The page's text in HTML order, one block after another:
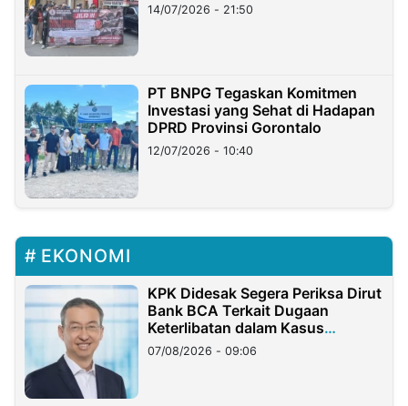
14/07/2026 - 21:50
PT BNPG Tegaskan Komitmen
Investasi yang Sehat di Hadapan
DPRD Provinsi Gorontalo
12/07/2026 - 10:40
EKONOMI
KPK Didesak Segera Periksa Dirut
Bank BCA Terkait Dugaan
Keterlibatan dalam Kasus
Hilangnya Dana Nasabah Rp2,58
Miliar
07/08/2026 - 09:06